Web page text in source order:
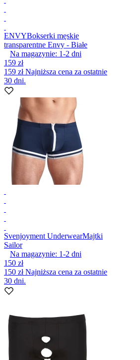
ENVYBokserki męskie
transparentne Envy - Białe
Na magazynie: 1-2 dni
159 zł
159 złNajniższa cena za ostatnie
30 dni.
Svenjoyment UnderwearMajtki
Sailor
Na magazynie: 1-2 dni
150 zł
150 złNajniższa cena za ostatnie
30 dni.